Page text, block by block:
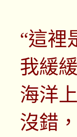
“這
我緩
海洋
沒錯